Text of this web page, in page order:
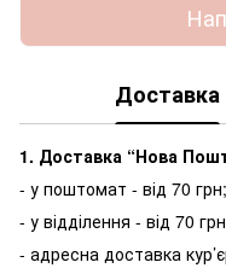
Доставка
1. Доставка “Нова
- у поштомат - від 70 грн;
- у відділення - від 70
- адресна доставка